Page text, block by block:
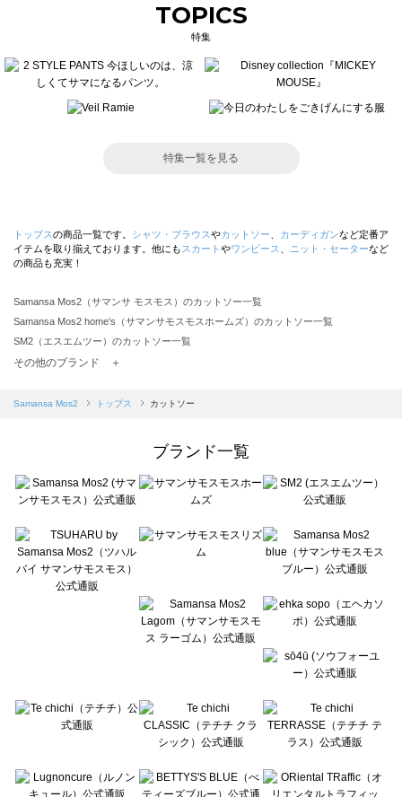
TOPICS
特集
特集一覧を見る
トップスの商品一覧です。 シャツ・ブラウスやカットソー カーディガンなど定番ア
イテムを取り揃えております。他にも スカート やワンピース ニット・セーターなど
の商品も充実！
Samansa Mos2（サマンサ モスモス）のカットソー一覧
Samansa Mos2 home's（サマンサモスモスホームズ）のカットソー一覧
SM2（エスエムツー）のカットソー一覧
TSUHARU by Samansa Mos2（ツハルバイサマンサモスモス）のカットソー一覧
Samansa Mos2 blue（サマンサモスモス ブルー）のカットソー一覧
sō4ū（ソウフォーユー）のカットソー一覧
Te chichi（テチチ）のカットソー一覧
Te chichi CLASSIC（テチチ クラシック）のカットソー一覧
Lugnoncure（ルノンキュール）のカットソー一覧
BETTY'S BLUE（べティーズブルー）のカットソー一覧
Wpc.（ワールドパーティー）のカットソー一覧
その他のブランド ＋
Samansa Mos2 トップス カットソー
ブランド一覧